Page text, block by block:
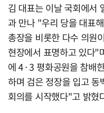
김 대표는 이날 국회에서
과 만나 "우리 당을 대표
총장을 비롯한 다수 의원
현장에서 표명하고 있다"
에 4·3 평화공원을 참배
하며 검은 정장을 입고 동
회의를 시작했다"고 밝혔